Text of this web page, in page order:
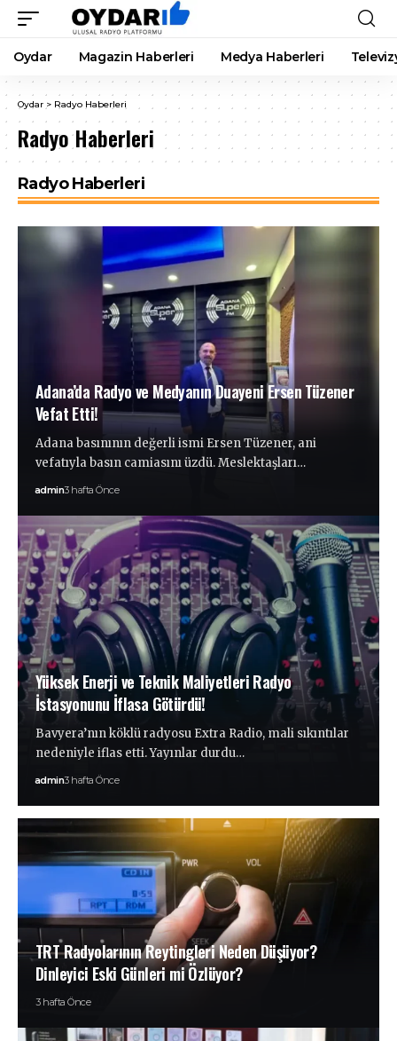
Oydar Magazin Haberleri Medya Haberleri
Oydar > Radyo Haberleri
Radyo Haberleri
Radyo Haberleri
Adana’da Radyo ve Medyanın Duayeni Ersen Tüzener
Vefat Etti!
Adana basınının değerli ismi Ersen Tüzener, ani
vefatıyla basın camiasını üzdü. Meslektaşları…
admin3 hafta Önce
Yüksek Enerji ve Teknik Maliyetleri Radyo
İstasyonunu İflasa Götürdü!
Bavyera’nın köklü radyosu Extra Radio, mali sıkıntılar
nedeniyle iflas etti. Yayınlar durdu…
admin3 hafta Önce
TRT Radyolarının Reytingleri Neden Düşüyor?
Dinleyici Eski Günleri mi Özlüyor?
3 hafta Önce